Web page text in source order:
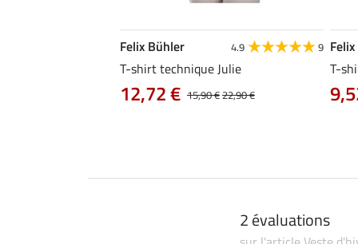
Felix Bühler 4.9 9
T-shirt technique Julie
15,90 €22,90 €
12,72 €
T-
2 évaluations